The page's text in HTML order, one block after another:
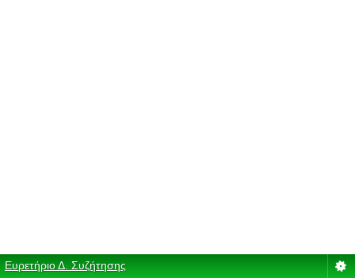
Ευρετήριο Δ. Συζήτησης